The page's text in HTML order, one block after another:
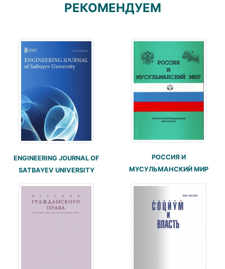
РЕКОМЕНДУЕМ
ENGINEERING JOURNAL OF
SATBAYEV UNIVERSITY
РОССИЯ И
МУСУЛЬМАНСКИЙ МИР